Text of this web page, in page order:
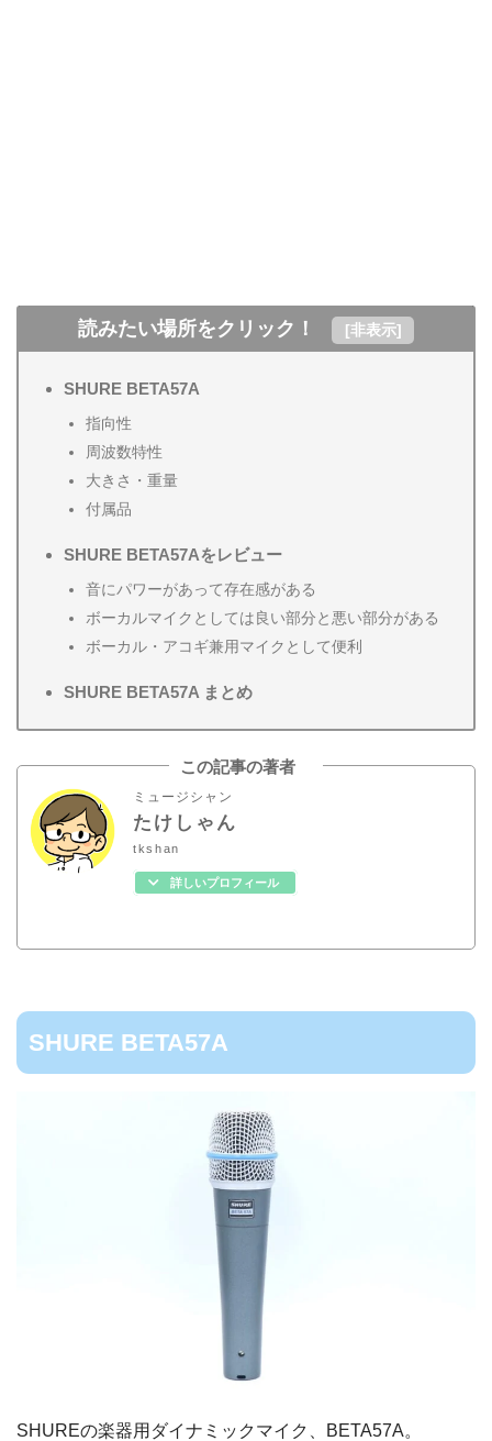
読みたい場所をクリック！ [非表示]
SHURE BETA57A
指向性
周波数特性
大きさ・重量
付属品
SHURE BETA57Aをレビュー
音にパワーがあって存在感がある
ボーカルマイクとしては良い部分と悪い部分がある
ボーカル・アコギ兼用マイクとして便利
SHURE BETA57A まとめ
この記事の著者
ミュージシャン
たけしゃん
tkshan
詳しいプロフィール
SHURE BETA57A
SHUREの楽器用ダイナミックマイク、BETA57A。